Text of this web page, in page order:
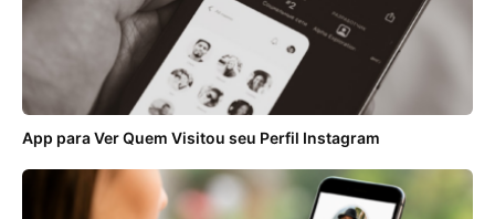
App para Ver Quem Visitou seu Perfil Instagram